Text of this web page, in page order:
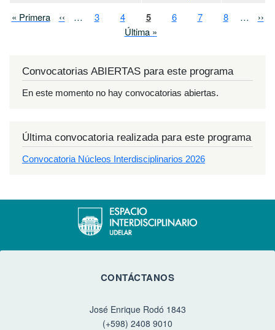
Paginación
Primera página
« Primera Página anterior
‹‹ … Page
3 Page
4 Página actual
5 Page
6 Page
7 Page
8 …
››
Última página
Última »
Convocatorias ABIERTAS para este programa
En este momento no hay convocatorias abiertas.
Última convocatoria realizada para este programa
Convocatoria Núcleos Interdisciplinarios 2026
CONTÁCTANOS
José Enrique Rodó 1843
(+598) 2408 9010